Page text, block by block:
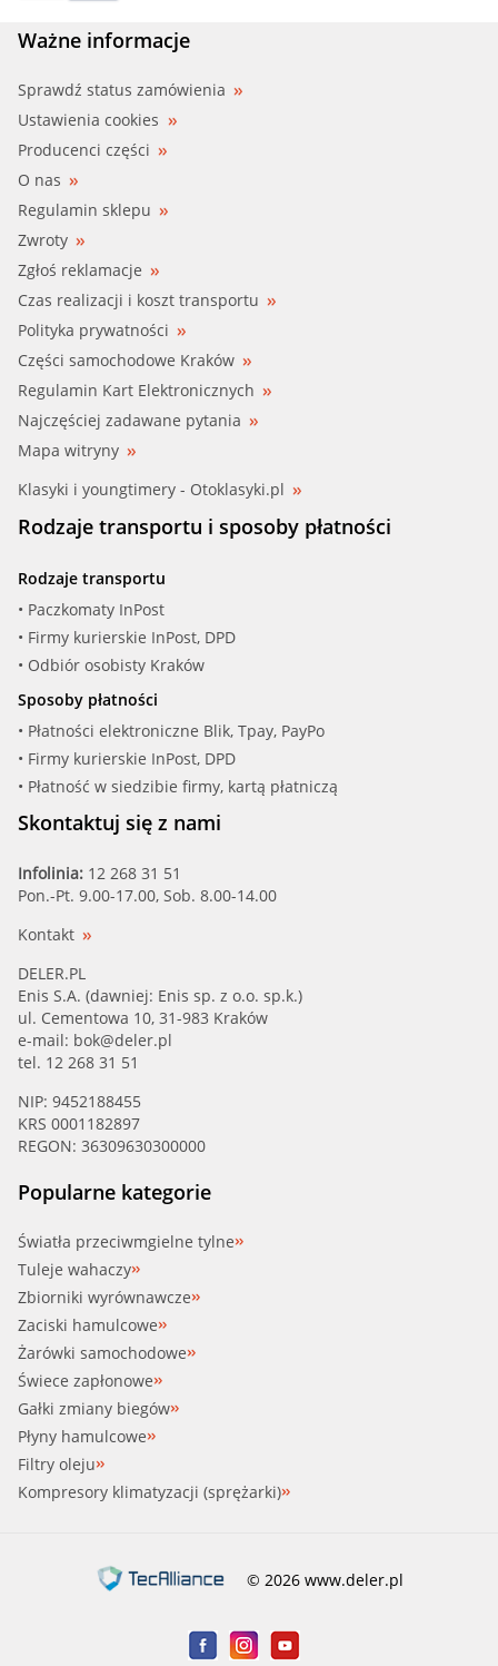
Ważne informacje
Sprawdź status zamówienia
Ustawienia cookies
Producenci części
O nas
Regulamin sklepu
Zwroty
Zgłoś reklamacje
Czas realizacji i koszt transportu
Polityka prywatności
Części samochodowe Kraków
Regulamin Kart Elektronicznych
Najczęściej zadawane pytania
Mapa witryny
Klasyki i youngtimery - Otoklasyki.pl
Rodzaje transportu i sposoby płatności
Rodzaje transportu
• Paczkomaty InPost
• Firmy kurierskie InPost, DPD
• Odbiór osobisty Kraków
Sposoby płatności
• Płatności elektroniczne Blik, Tpay, PayPo
• Firmy kurierskie InPost, DPD
• Płatność w siedzibie firmy, kartą płatniczą
Skontaktuj się z nami
Infolinia: 12 268 31 51
Pon.-Pt. 9.00-17.00, Sob. 8.00-14.00
Kontakt
DELER.PL
Enis S.A. (dawniej: Enis sp. z o.o. sp.k.)
ul. Cementowa 10, 31-983 Kraków
e-mail: bok@deler.pl
tel. 12 268 31 51
NIP: 9452188455
KRS 0001182897
REGON: 36309630300000
Popularne kategorie
Światła przeciwmgielne tylne
Tuleje wahaczy
Zbiorniki wyrównawcze
Zaciski hamulcowe
Żarówki samochodowe
Świece zapłonowe
Gałki zmiany biegów
Płyny hamulcowe
Filtry oleju
Kompresory klimatyzacji (sprężarki)
© 2026 www.deler.pl